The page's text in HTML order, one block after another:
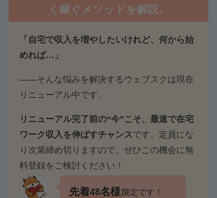
く稼ぐメソッド を解説。
「自宅で収入を増やしたいけれど、何から始
めれば…」
――そんな悩みを解決するウェブスクは現在
リニューアル中です。
リニューアル完了前の“今”こそ、最速で在宅
ワーク収入を伸ばすチャンスです。定員にな
り次第締め切りますので、ぜひこの機会に無
料登録をご検討ください！
先着48名様 限定です！